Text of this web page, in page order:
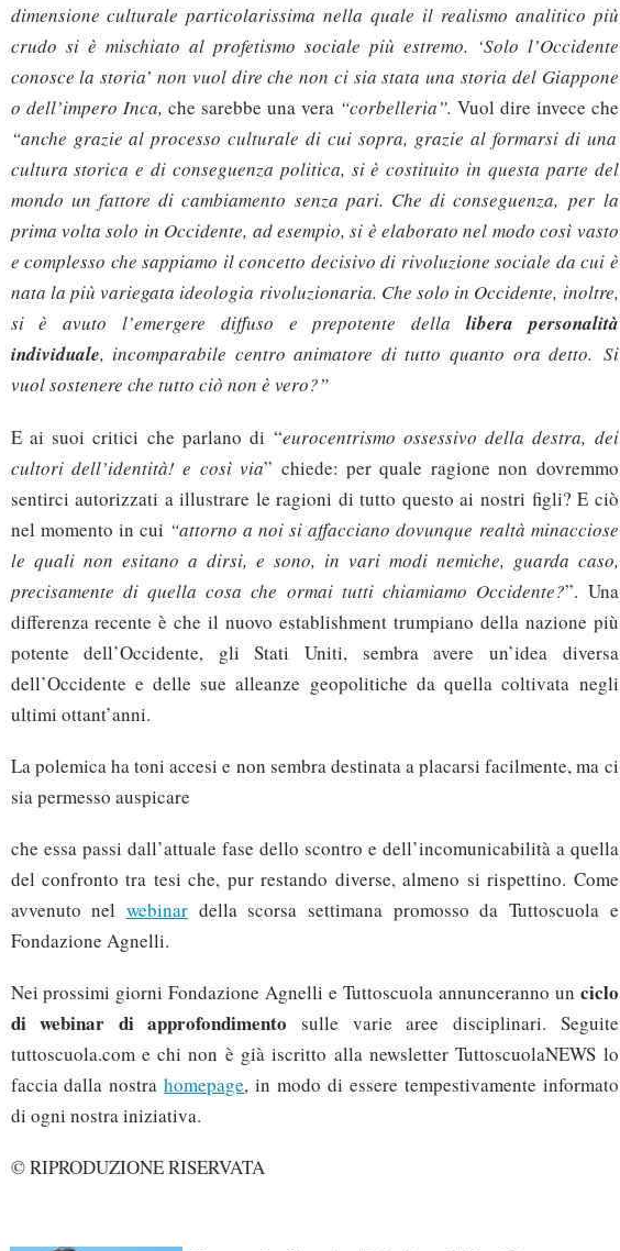
dimensione culturale particolarissima nella quale il realismo analitico più
crudo si è mischiato al profetismo sociale più estremo. ‘Solo l’Occidente
conosce la storia’ non vuol dire che non ci sia stata una storia del Giappone
o dell’impero Inca, che sarebbe una vera “corbelleria”. Vuol dire invece che
“anche grazie al processo culturale di cui sopra, grazie al formarsi di una
cultura storica e di conseguenza politica, si è costituito in questa parte del
mondo un fattore di cambiamento senza pari. Che di conseguenza, per la
prima volta solo in Occidente, ad esempio, si è elaborato nel modo così vasto
e complesso che sappiamo il concetto decisivo di rivoluzione sociale da cui è
nata la più variegata ideologia rivoluzionaria. Che solo in Occidente, inoltre,
si è avuto l’emergere diffuso e prepotente della libera personalità
individuale, incomparabile centro animatore di tutto quanto ora detto. Si
vuol sostenere che tutto ciò non è vero?”
E ai suoi critici che parlano di “eurocentrismo ossessivo della destra, dei
cultori dell’identità! e così via” chiede: per quale ragione non dovremmo
sentirci autorizzati a illustrare le ragioni di tutto questo ai nostri figli? E ciò
nel momento in cui “attorno a noi si affacciano dovunque realtà minacciose
le quali non esitano a dirsi, e sono, in vari modi nemiche, guarda caso,
precisamente di quella cosa che ormai tutti chiamiamo Occidente?”. Una
differenza recente è che il nuovo establishment trumpiano della nazione più
potente dell’Occidente, gli Stati Uniti, sembra avere un’idea diversa
dell’Occidente e delle sue alleanze geopolitiche da quella coltivata negli
ultimi ottant’anni.
La polemica ha toni accesi e non sembra destinata a placarsi facilmente, ma ci
sia permesso auspicare
che essa passi dall’attuale fase dello scontro e dell’incomunicabilità a quella
del confronto tra tesi che, pur restando diverse, almeno si rispettino. Come
avvenuto nel webinardella scorsa settimana promosso da Tuttoscuola e
Fondazione Agnelli.
Nei prossimi giorni Fondazione Agnelli e Tuttoscuola annunceranno un ciclo
di webinar di approfondimento sulle varie aree disciplinari. Seguite
tuttoscuola.com e chi non è già iscritto alla newsletter TuttoscuolaNEWS lo
faccia dalla nostrahomepage, in modo di essere tempestivamente informato
di ogni nostra iniziativa.
© RIPRODUZIONE RISERVATA